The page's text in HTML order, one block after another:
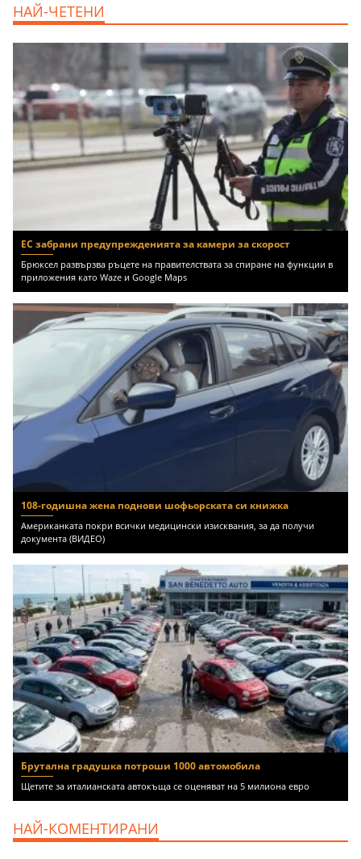
EUR
НАЙ-ЧЕТЕНИ
ЕС забрани предупрежденията за камери за скорост
Брюксел развързва ръцете на правителствата за спиране на функции в
приложения като Waze и Google Maps
108-годишна жена поднови шофьорската си книжка
Американката покри всички медицински изисквания, за да получи
документа (ВИДЕО)
Брутална градушка потроши 1000 автомобила
Щетите за италианската автокъща се оценяват на 5 милиона евро
НАЙ-КОМЕНТИРАНИ